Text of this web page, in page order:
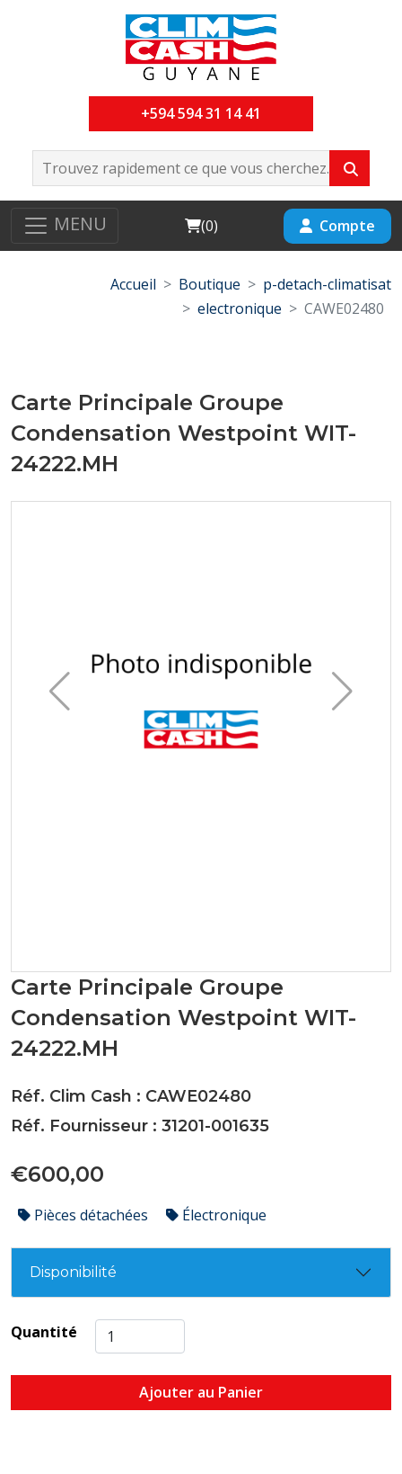
+594 594 31 14 41
MENU Cart
(0) Compte
Accueil Boutique
p-detach-climatisat
electronique
CAWE02480
Carte Principale Groupe
Condensation Westpoint WIT-
24222.MH
Carte Principale Groupe
Condensation Westpoint WIT-
24222.MH
Réf. Clim Cash : CAWE02480
Réf. Fournisseur : 31201-001635
€600,00
Pièces détachées Électronique
Disponibilité
Quantité
Ajouter au Panier